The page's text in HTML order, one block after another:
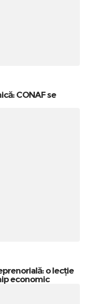
CONAF se
o lecție
economic